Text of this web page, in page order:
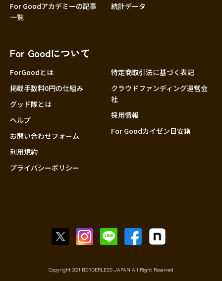
For Goodアカデミーの記事
一覧
統計データ
For Goodについて
ForGoodとは
掲載手数料0円の仕組み
グッド隊とは
ヘルプ
お問い合わせフォーム
利用規約
プライバシーポリシー
特定商取引法に基づく表記
クラウドファンディング運営会
社
採用情報
For Goodカイゼン目安箱
Copyright 2021 BORDERLESS JAPAN All Right Reserved